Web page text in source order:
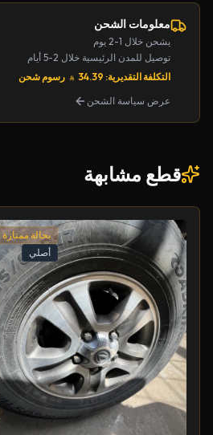
معلومات الشحن
يشحن خلال 1-2 يوم
توصيل للمدن الرئيسية خلال 2-5 أيام
التكلفة التقديرية: 34.39
رسوم شحن
عرض سياسة الشحن
قطع مشابهة
بحالة ممتازة
أصلي